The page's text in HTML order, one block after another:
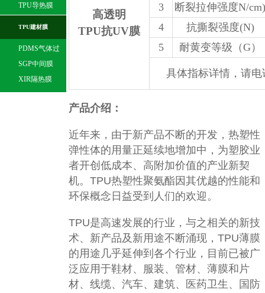
膜
TPU导热膜
TPU建材膜
PDMS气体过
滤膜
SGP中间膜
XIR隔热膜
高透明
TPU抗UV膜
3
断裂拉伸强度N/
4
抗撕裂强度(N)
5
耐黄变等级（G）
具体指标详情，请电
产品介绍：
近年来，由于新产品不断的开发，热塑性
弹性体的用量正延续地增加中，为塑胶业
者开创低成本、高附加价值的产业新契
机。TPU热塑性聚氨酯因其优越的性能和
环保概念日益受到人们的欢迎。
TPU是高速发展的行业，与之相关的新技
术、新产品及新用途不断涌现，TPU薄膜
的用途几乎延伸到各个行业，目前已被广
泛应用于鞋材、服装、管材、薄膜和片
材、线缆、汽车、建筑、医药卫生、国防